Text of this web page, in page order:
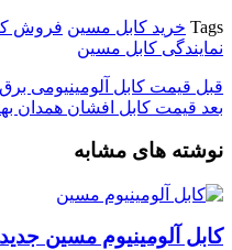
Tags خرید کابل مسین فروش
نمایندگی کابل مسین
قبل قیمت کابل آلومینیومی
بعد قیمت کابل افشان همدان
نوشته های مشابه
کابل آلومینیوم مسین جدید